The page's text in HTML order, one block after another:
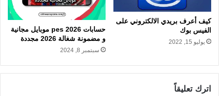
كيف أعرف بريدي الالكتروني على
الفيس بوك
يوليو 15, 2022
حسابات 2026 pes موبايل مجانية
و مضمونة شغالة 2026 مجددة
سبتمبر 8, 2024
اترك تعليقاً